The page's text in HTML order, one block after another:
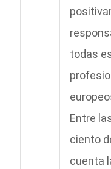
todas
Entre
ciento
cuenta